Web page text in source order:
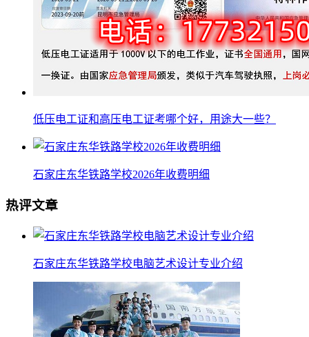
低压电工证和高压电工证考哪个好，用途大一些？
石家庄东华铁路学校2026年收费明细
热评文章
石家庄东华铁路学校电脑艺术设计专业介绍